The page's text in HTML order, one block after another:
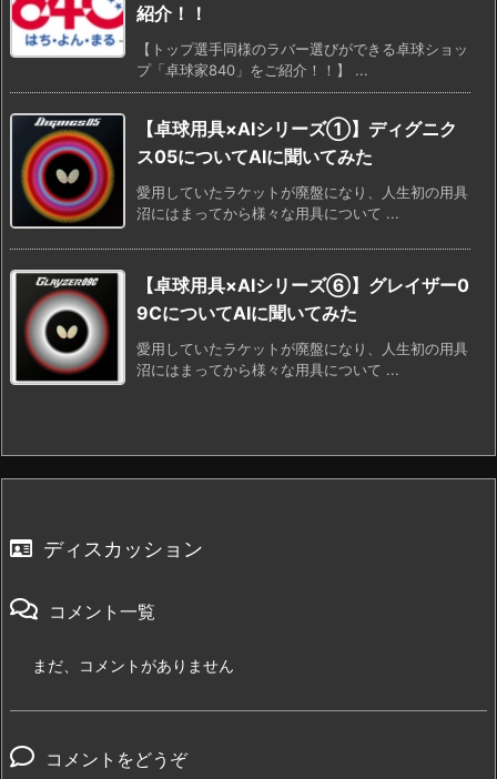
紹介！！
【トップ選手同様のラバー選びができる卓球ショッ
プ「卓球家840」をご紹介！！】 ...
【卓球用具×AIシリーズ①】ディグニク
ス05についてAIに聞いてみた
愛用していたラケットが廃盤になり、人生初の用具
沼にはまってから様々な用具について ...
【卓球用具×AIシリーズ⑥】グレイザー0
9CについてAIに聞いてみた
愛用していたラケットが廃盤になり、人生初の用具
沼にはまってから様々な用具について ...
ディスカッション
コメント一覧
まだ、コメントがありません
コメントをどうぞ